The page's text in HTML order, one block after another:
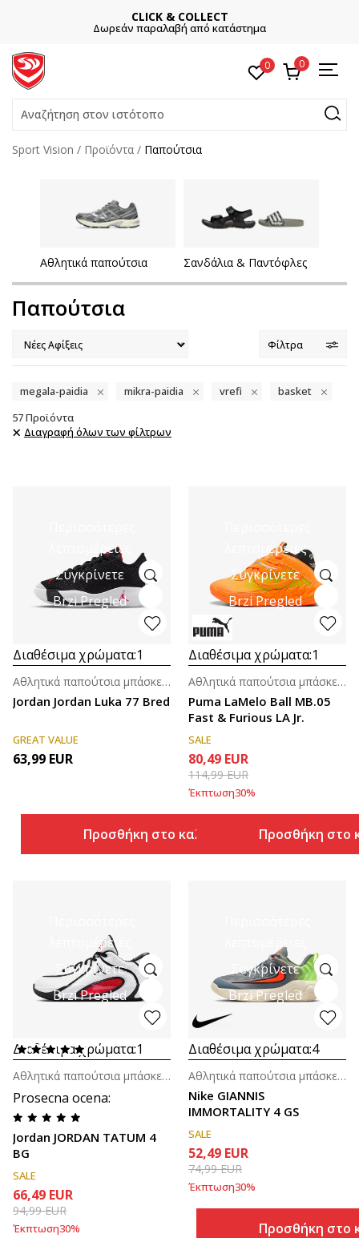
CLICK & COLLECT
Δωρεάν παραλαβή από κατάστημα
0 0
Αναζήτηση στον ιστότοπο
Sport Vision Προϊόντα Παπούτσια
Αθλητικά παπούτσια Σανδάλια & Παντόφλες
Παπούτσια
Φίλτρα
megala-paidia mikra-paidia vrefi
basket
57Προϊόντα
Διαγραφή όλων των φίλτρων
λεπτομέρειες
Συγκρίνετε
Brzi Pregled
Διαθέσιμα χρώματα:1
Jordan Jordan Luka 77 Bred
Αθλητικά παπούτσια μπάσκετ για μεγάλα παιδιά (8-14ε.)
GREAT VALUE
63,99 EUR
Προσθήκη στο καλάθι
λεπτομέρειες
Συγκρίνετε
Brzi Pregled
Διαθέσιμα χρώματα:1
Puma LaMelo Ball MB.05
Fast & Furious LA Jr.
Αθλητικά παπούτσια μπάσκετ για μεγάλα παιδιά (8-14ε.)
SALE
80,49 EUR
114,99EUR
Έκπτωση30%
Προσθήκη στο
λεπτομέρειες
Συγκρίνετε
Brzi Pregled
Διαθέσιμα χρώματα:1
Prosecna ocena:
Jordan JORDAN TATUM 4
BG
Αθλητικά παπούτσια μπάσκετ για μεγάλα παιδιά (8-14ε.)
SALE
66,49 EUR
94,99EUR
Έκπτωση30%
λεπτομέρειες
Συγκρίνετε
Brzi Pregled
Διαθέσιμα χρώματα:4
Nike GIANNIS
IMMORTALITY 4 GS
Αθλητικά παπούτσια μπάσκετ για μεγάλα παιδιά (8-14ε.)
SALE
52,49 EUR
74,99EUR
Έκπτωση30%
Προσθήκη στο